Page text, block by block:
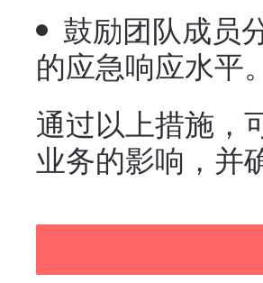
鼓励团队成员
的应急响应水平。
通过以上措施，
业务的影响，并